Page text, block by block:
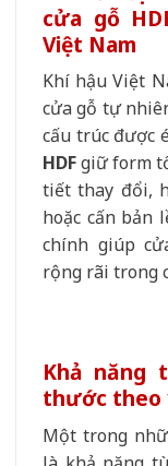
cửa gỗ
Việt Nam
Khí hậu Việt
cửa gỗ tự
cấu trúc được
HDFgiữ form
tiết thay đổi,
hoặc cấn bản
chính giúp
rộng rãi trong
Khả năng
thước theo
Một trong